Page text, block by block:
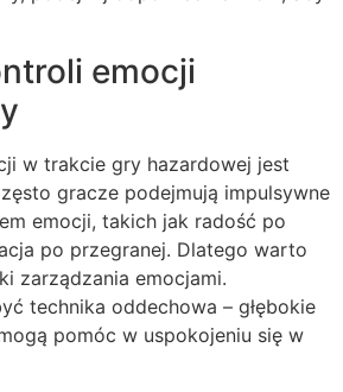
emocji
w trakcie gry hazardowej jest
gracze podejmują impulsywne
emocji, takich jak radość po
po przegranej. Dlatego warto
zarządzania emocjami.
technika oddechowa – głębokie
pomóc w uspokojeniu się w